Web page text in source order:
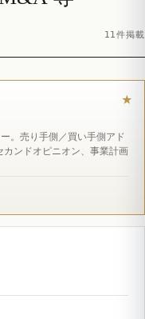
11件掲載
。売り手側／買い手側アド
ンドオピニオン、事業計画